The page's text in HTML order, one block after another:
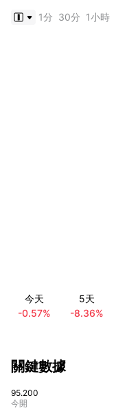
1分 30分 1小時
今天
-0.57%
5天
-8.36%
關鍵數據
95.200
今開